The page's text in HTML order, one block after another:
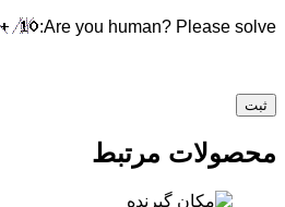
Are you human? Please solve:
محصولات مرتبط